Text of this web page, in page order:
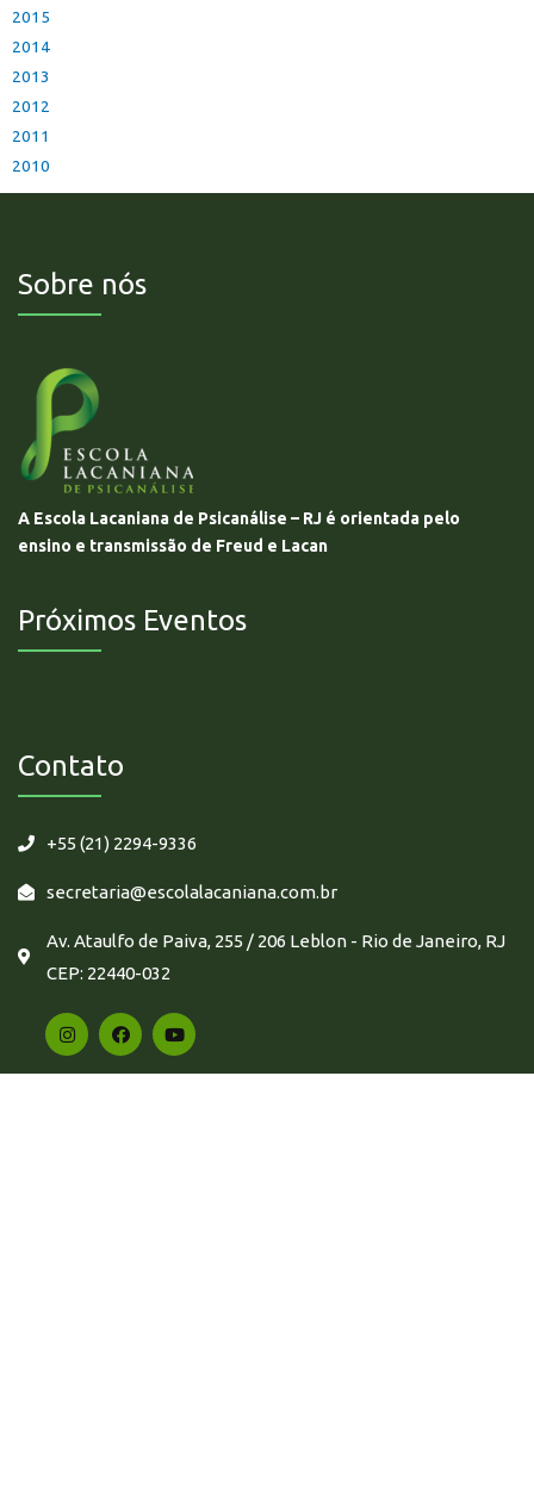
2015
2014
2013
2012
2011
2010
Sobre nós
A Escola Lacaniana de Psicanálise – RJ é orientada pelo
ensino e transmissão de Freud e Lacan
Próximos Eventos
Contato
+55 (21) 2294-9336
secretaria@escolalacaniana.com.br
Av. Ataulfo de Paiva, 255 / 206 Leblon - Rio de Janeiro, RJ
CEP: 22440-032